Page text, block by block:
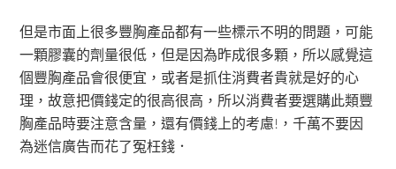
但是市面上很多豐胸產品都有一些標示不明的問題，可能
一顆膠囊的劑量很低，但是因為昨成很多顆，所以感覺這
個豐胸產品會很便宜，或者是抓住消費者貴就是好的心
理，故意把價錢定的很高很高，所以消費者要選購此類豐
胸產品時要注意含量，還有價錢上的考慮!，千萬不要因
為迷信廣告而花了冤枉錢．